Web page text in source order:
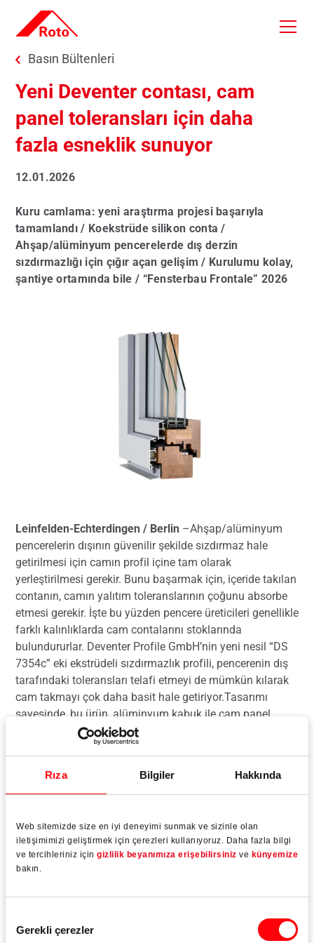
Rıza Bilgiler Hakkında
Web sitemizde size en iyi deneyimi sunmak ve sizinle olan
iletişimimizi geliştirmek için çerezleri kullanıyoruz. Daha fazla bilgi
ve tercihleriniz için gizlilik beyanımıza erişebilirsiniz ve künyemize
bakın.
Seçimi
Gerekli çerezler
Skip to main content
You are here:
Basın Bültenleri
Yeni Deventer contası, cam
panel toleransları için daha
fazla esneklik sunuyor
12.01.2026
Kuru camlama: yeni araştırma projesi başarıyla
tamamlandı / Koekstrüde silikon conta /
Ahşap/alüminyum pencerelerde dış derzin
sızdırmazlığı için çığır açan gelişim / Kurulumu kolay,
şantiye ortamında bile / “Fensterbau Frontale” 2026
Leinfelden-Echterdingen / Berlin –Ahşap/alüminyum
pencerelerin dışının güvenilir şekilde sızdırmaz hale
getirilmesi için camın profil içine tam olarak
yerleştirilmesi gerekir. Bunu başarmak için, içeride takılan
contanın, camın yalıtım toleranslarının çoğunu absorbe
etmesi gerekir. İşte bu yüzden pencere üreticileri genellikle
farklı kalınlıklarda cam contalarını stoklarında
bulundururlar. Deventer Profile GmbH’nin yeni nesil “DS
7354c” eki ekstrüdeli sızdırmazlık profili, pencerenin dış
tarafındaki toleransları telafi etmeyi de mümkün kılarak
cam takmayı çok daha basit hale getiriyor.Tasarımı
sayesinde, bu ürün, alüminyum kabuk ile cam panel
arasındaki ek yerini 6,5 mm'ye kadar durdurma
mesafesiyle kalıcı ve esnek bir şekilde mühürleyebilir.
Daha fazla okuyun